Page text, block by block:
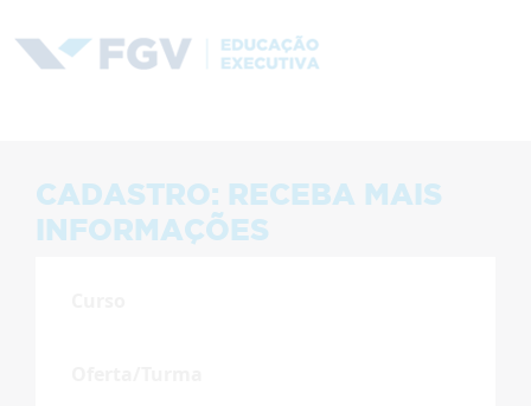
CADASTRO: RECEBA MAIS
INFORMAÇÕES